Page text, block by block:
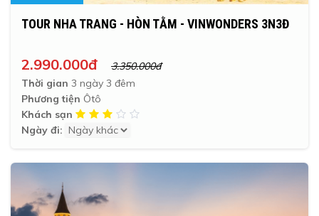
TOUR NHA TRANG - HÒN TẰM - VINWONDERS 3N3Đ
2.990.000đ
3.350.000đ
Thời gian 3 ngày 3 đêm
Phương tiện Ôtô
Khách sạn
Ngày đi: